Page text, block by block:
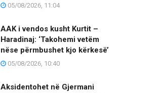
05/08/2026, 11:04
AAK i vendos kusht Kurtit –
Haradinaj: ‘Takohemi vetëm
nëse përmbushet kjo kërkesë’
05/08/2026, 10:40
Aksidentohet në Gjermani